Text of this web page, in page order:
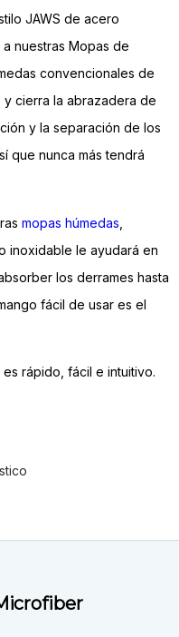
JAWS de acero
nuestras Mopas de
convencionales de
cierra la abrazadera de
y la separación de los
que nunca más tendrá
mopas húmedas
inoxidable le ayudará en
los derrames hasta
fácil de usar es el
rápido, fácil e intuitivo.